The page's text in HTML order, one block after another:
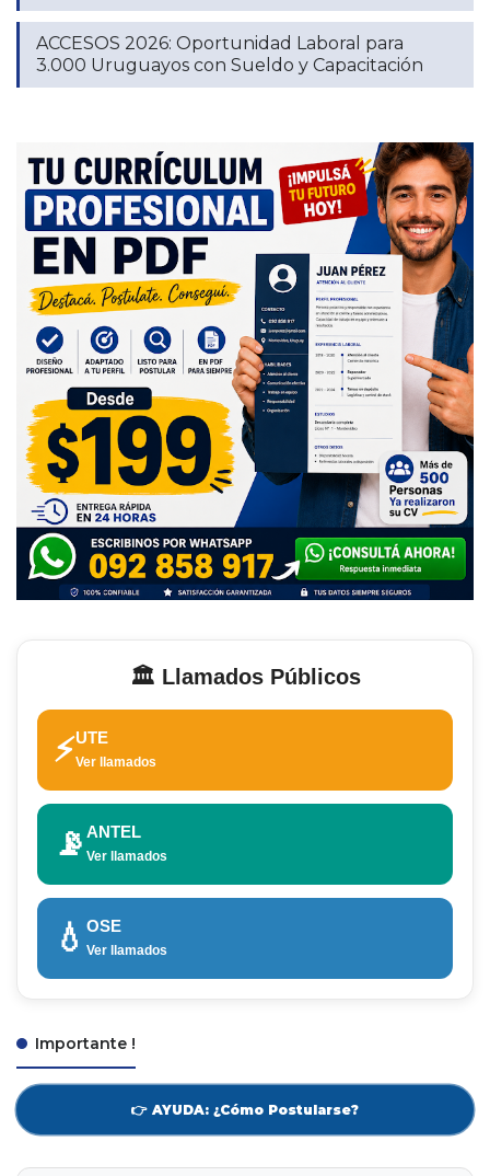
ACCESOS 2026: Oportunidad Laboral para
3.000 Uruguayos con Sueldo y Capacitación
🏛️ Llamados Públicos
⚡UTE
Ver llamados
📡 ANTEL
Ver llamados
💧 OSE
Ver llamados
Importante !
👉 AYUDA: ¿Cómo Postularse?